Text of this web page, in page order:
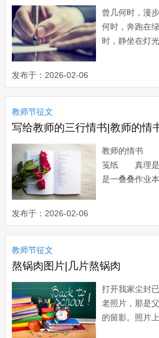
曾几何时，漫
何时，奔跑在
时，静坐在灯
经都是为了追
为了蕴造那敞
心斗角、尔虞
不败下阵来。
那美丽的微笑，
发布于：2026-02-06
教师节征文
写给教师的三行情书|教师的情
教师的情书
笺纸 真理
是一叠叠作
达 教师的
脸 心灵的
想 深深的报
发布于：2026-02-06
教师节征文
熬锅肉图片|几片熬锅肉
打开我家尘封
老照片，那是
的留影。照片